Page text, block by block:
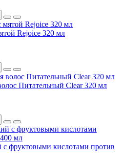
Rejoice 320 мл
Питательный Clear 320 мл
с фруктовыми кислотами против